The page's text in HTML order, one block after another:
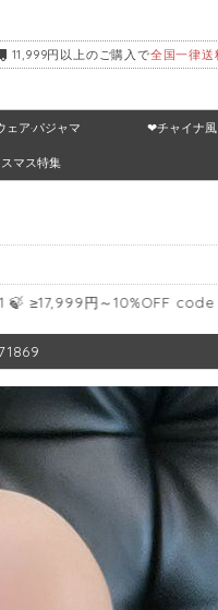
11,999円以上のご購入で全国一律送
ア·パジャマ ❤チャイナ風
マス特集
円～10%OFF code：VIP02